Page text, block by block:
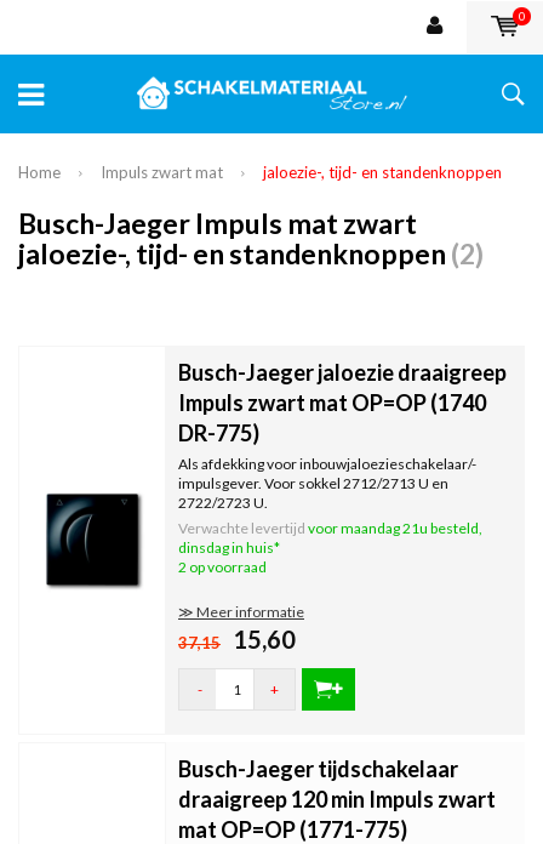
0
Home Impuls zwart mat jaloezie-, tijd- en standenknoppen
Busch-Jaeger Impuls mat zwart
jaloezie-, tijd- en standenknoppen (2)
Busch-Jaeger jaloezie draaigreep
Impuls zwart mat OP=OP (1740
DR-775)
Als afdekking voor inbouwjaloezieschakelaar/-
impulsgever. Voor sokkel 2712/2713 U en
2722/2723 U.
Verwachte levertijd voor maandag 21u besteld,
dinsdag in huis*
2 op voorraad
≫ Meer informatie
37,15 15,60
- +
Busch-Jaeger tijdschakelaar
draaigreep 120 min Impuls zwart
mat OP=OP (1771-775)